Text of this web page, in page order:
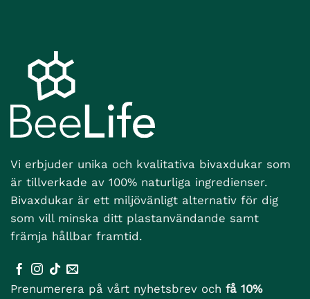
Vi erbjuder unika och kvalitativa bivaxdukar som
är tillverkade av 100% naturliga ingredienser.
Bivaxdukar är ett miljövänligt alternativ för dig
som vill minska ditt plastanvändande samt
främja hållbar framtid.
Prenumerera på vårt nyhetsbrev och få 10%